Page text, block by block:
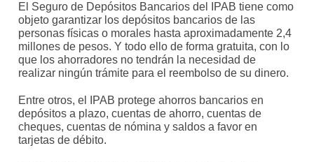
El Seguro de Depósitos Bancarios del IPAB tiene como
objeto garantizar los depósitos bancarios de las
personas físicas o morales hasta aproximadamente 2,4
millones de pesos. Y todo ello de forma gratuita, con lo
que los ahorradores no tendrán la necesidad de
realizar ningún trámite para el reembolso de su dinero.
Entre otros, el IPAB protege ahorros bancarios en
depósitos a plazo, cuentas de ahorro, cuentas de
cheques, cuentas de nómina y saldos a favor en
tarjetas de débito.